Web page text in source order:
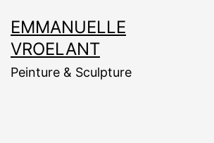
au
contenu
EMMANUELLE
VROELANT
Peinture & Sculpture